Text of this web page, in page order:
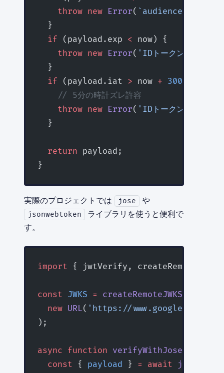
    throw
new Error( `audience不一致:
  }
  if
(payload.exp < now) {
    throw
new Error( 'IDトークンが期限切
  }
  if
(payload.iat > now + 300
    // 5分の時計ズレ許容
    throw
new Error( 'IDトークンの発行時
  }
  return
payload;
}
実際のプロジェクトでは jose や
jsonwebtoken
ライブラリを使うと便利で
す。
import { jwtVerify,
const JWKS = createRemoteJWKSet
  new
URL( 'https://
);
async function verifyWithJose
  const
{ payload } = await jwtVerify